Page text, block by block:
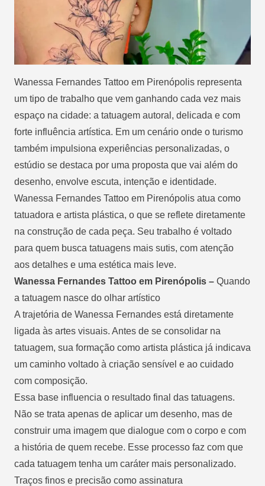
Wanessa Fernandes Tattoo em Pirenópolis representa
um tipo de trabalho que vem ganhando cada vez mais
espaço na cidade: a tatuagem autoral, delicada e com
forte influência artística. Em um cenário onde o turismo
também impulsiona experiências personalizadas, o
estúdio se destaca por uma proposta que vai além do
desenho, envolve escuta, intenção e identidade.
Wanessa Fernandes Tattoo em Pirenópolis atua como
tatuadora e artista plástica, o que se reflete diretamente
na construção de cada peça. Seu trabalho é voltado
para quem busca tatuagens mais sutis, com atenção
aos detalhes e uma estética mais leve.
Wanessa Fernandes Tattoo em Pirenópolis – Quando
a tatuagem nasce do olhar artístico
A trajetória de Wanessa Fernandes está diretamente
ligada às artes visuais. Antes de se consolidar na
tatuagem, sua formação como artista plástica já indicava
um caminho voltado à criação sensível e ao cuidado
com composição.
Essa base influencia o resultado final das tatuagens.
Não se trata apenas de aplicar um desenho, mas de
construir uma imagem que dialogue com o corpo e com
a história de quem recebe. Esse processo faz com que
cada tatuagem tenha um caráter mais personalizado.
Traços finos e precisão como assinatura